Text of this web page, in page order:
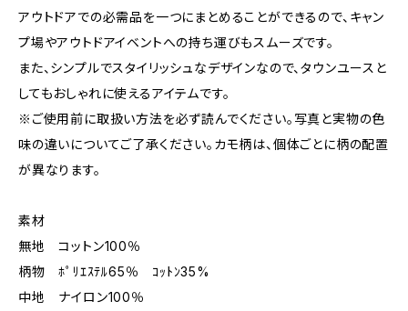
アウトドアでの必需品を一つにまとめることができるので、キャン
プ場やアウトドアイベントへの持ち運びもスムーズです。
また、シンプルでスタイリッシュなデザインなので、タウンユースと
してもおしゃれに使えるアイテムです。
※ご使用前に取扱い方法を必ず読んでください。写真と実物の色
味の違いについてご了承ください。カモ柄は、個体ごとに柄の配置
が異なります。
素材
無地 コットン100％
柄物 ﾎﾟﾘｴｽﾃﾙ65％ ｺｯﾄﾝ35%
中地 ナイロン100％